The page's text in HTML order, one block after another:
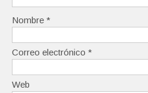
Nombre *
Correo electrónico *
Web